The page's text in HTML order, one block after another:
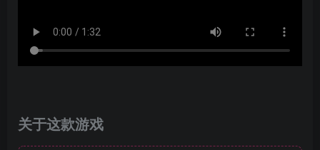
关于这款游戏